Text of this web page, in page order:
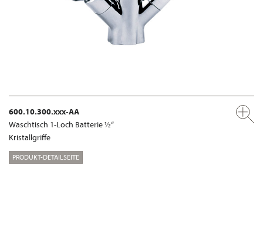
600.10.300.xxx-AA
Waschtisch 1-Loch Batterie ½“
Kristallgriffe
PRODUKT-DETAILSEITE